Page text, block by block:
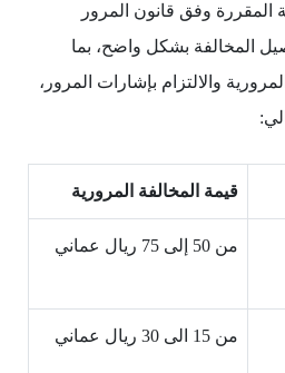
المقررة وفق قانون المرور
المخالفة بشكل واضح، بما
والالتزام بإشارات المرور،
قيمة المخالفة المرورية
من 50 إلى 75 ريال عماني
من 15 الى 30 ريال عماني